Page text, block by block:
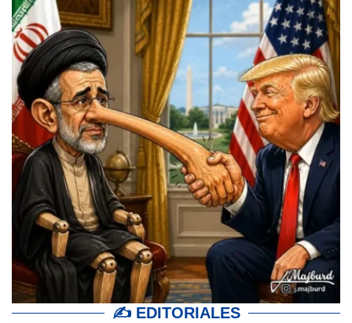
✍ EDITORIALES